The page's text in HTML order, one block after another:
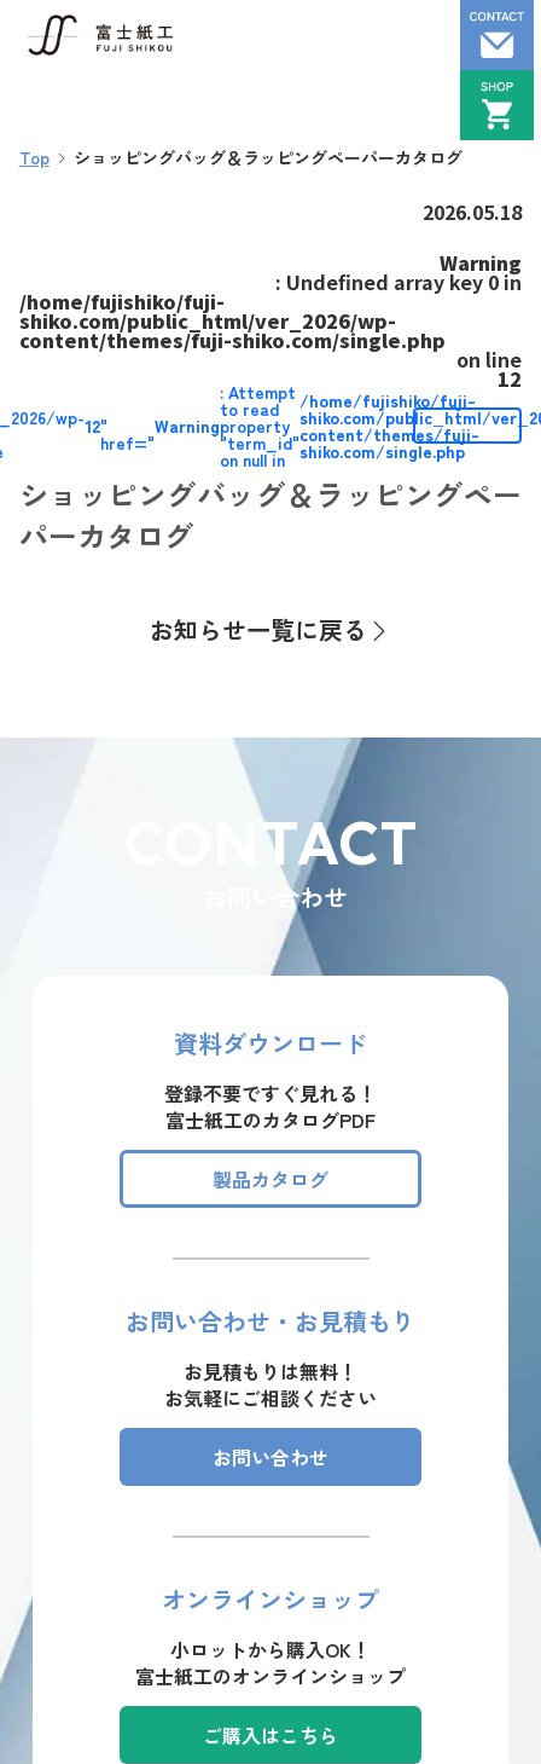
Top ショッピングバッグ＆ラッピングペーパーカタログ
2026.05.18
Warning
: Undefined array key 0 in
/home/fujishiko/fuji-
shiko.com/public_html/ver_2026/wp-
content/themes/fuji-shiko.com/single.php
on line
12
wp-12"
href="
Warning
: Attempt
to read
property
"term_id"
on null in
/home/fujishiko/fuji-
shiko.com/public_html/
content/themes/fuji-
shiko.com/single.php
ショッピングバッグ＆ラッピングペー
パーカタログ
お知らせ一覧に戻る
CONTACT
お問い合わせ
資料ダウンロード
登録不要ですぐ見れる！
富士紙工のカタログPDF
製品カタログ
お問い合わせ・お見積もり
お見積もりは無料！
お気軽にご相談ください
お問い合わせ
オンラインショップ
小ロットから購入OK！
富士紙工のオンラインショップ
ご購入はこちら